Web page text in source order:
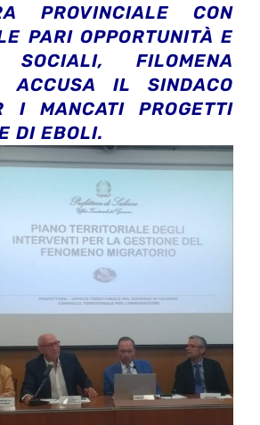
PROVINCIALE CON
PARI OPPORTUNITÀ E
SOCIALI, FILOMENA
ACCUSA IL SINDACO
I MANCATI PROGETTI
DI EBOLI.